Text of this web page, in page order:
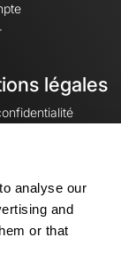
analyse our
and
or that
légales
cookies